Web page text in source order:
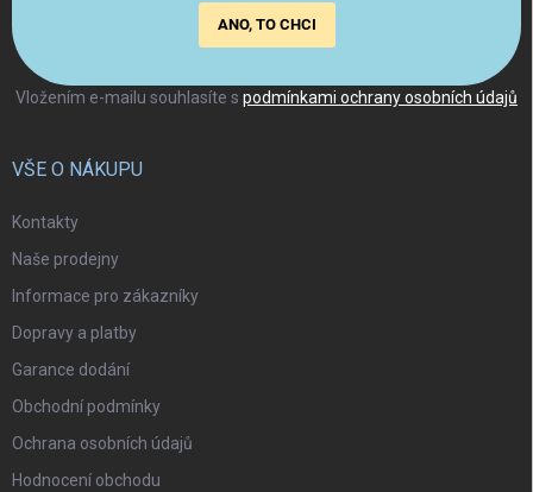
Vložením e-mailu souhlasíte s podmínkami ochrany osobních údajů
ANO, TO CHCI
VŠE O NÁKUPU
Kontakty
Naše prodejny
Informace pro zákazníky
Dopravy a platby
Garance dodání
Obchodní podmínky
Ochrana osobních údajů
Hodnocení obchodu